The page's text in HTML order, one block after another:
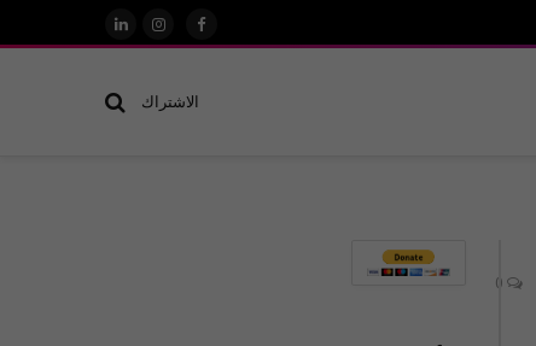
فيسبوكالانستغرام
لينكدإن
الاشتراك